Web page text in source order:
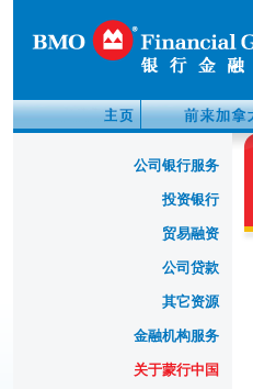
公司银行服务
投资银行
贸易融资
公司贷款
其它资源
金融机构服务
关于蒙行中国